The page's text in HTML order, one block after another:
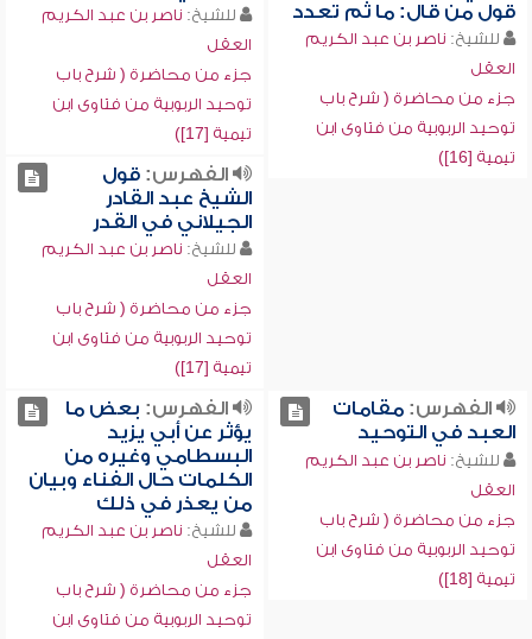
قول من قال: ما ثم تعدد
للشيخ: ناصر بن عبد الكريم
العقل
جزء من محاضرة ( شرح باب
توحيد الربوبية من فتاوى ابن
تيمية [16])
للشيخ: ناصر بن عبد الكريم
العقل
جزء من محاضرة ( شرح باب
توحيد الربوبية من فتاوى ابن
تيمية [17])
الفهرس:قول
الشيخ عبد القادر
الجيلاني في القدر
للشيخ: ناصر بن عبد الكريم
العقل
جزء من محاضرة ( شرح باب
توحيد الربوبية من فتاوى ابن
تيمية [17])
الفهرس:مقامات
العبد في التوحيد
للشيخ: ناصر بن عبد الكريم
العقل
جزء من محاضرة ( شرح باب
توحيد الربوبية من فتاوى ابن
تيمية [18])
الفهرس: بعض ما
يؤثر عن أبي يزيد
البسطامي وغيره من
الكلمات حال الفناء وبيان
من يعذر في ذلك
للشيخ: ناصر بن عبد الكريم
العقل
جزء من محاضرة ( شرح باب
توحيد الربوبية من فتاوى ابن